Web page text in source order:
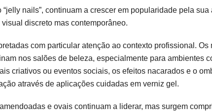
nails”, continuam a crescer em popularidade pela
discreto mas contemporâneo.
com particular atenção ao contexto profissional.
nos salões de beleza, especialmente para ambientes
criativos ou eventos sociais, os efeitos nacarados e o
através de aplicações cuidadas em verniz gel.
e ovais continuam a liderar, mas surgem